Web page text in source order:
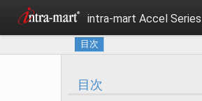
intra-mart Accel Series
目次
目次